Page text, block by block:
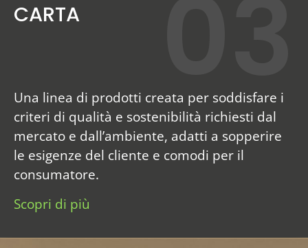
CARTA
Una linea di prodotti creata per soddisfare i
criteri di qualità e sostenibilità richiesti dal
mercato e dall’ambiente, adatti a sopperire
le esigenze del cliente e comodi per il
consumatore.
Scopri di più